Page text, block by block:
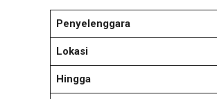
Penyelenggara
Lokasi
Hingga